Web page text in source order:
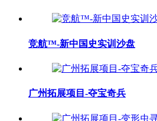
竞航™-新中国史实训沙盘
广州拓展项目-夺宝奇兵